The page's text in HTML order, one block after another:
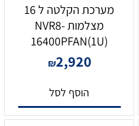
מערכת הקלטה ל 16
מצלמות NVR8-
16400PFAN(1U)
₪2,920
הוסף לסל